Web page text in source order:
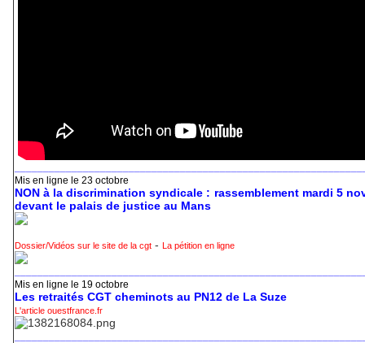
Mis en ligne le 23 octobre
NON à la discrimination syndicale : rassemblement mardi 5
devant le palais de justice au Mans
Dossier/Vidéos sur le site de la cgt - La pétition en ligne
Mis en ligne le 19 octobre
Les retraités CGT cheminots au PN12 de La Suze
L'article ouestfrance.fr